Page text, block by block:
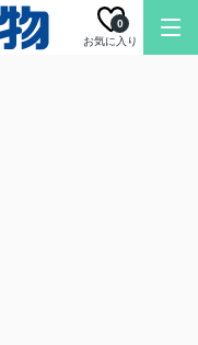
お気に入り
0